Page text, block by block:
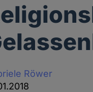
Röwer